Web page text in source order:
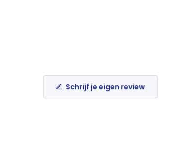
Schrijf je eigen review